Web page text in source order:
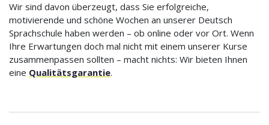
Wir sind davon überzeugt, dass Sie erfolgreiche,
motivierende und schöne Wochen an unserer Deutsch
Sprachschule haben werden – ob online oder vor Ort. Wenn
Ihre Erwartungen doch mal nicht mit einem unserer Kurse
zusammenpassen sollten – macht nichts: Wir bieten Ihnen
eine Qualitätsgarantie.